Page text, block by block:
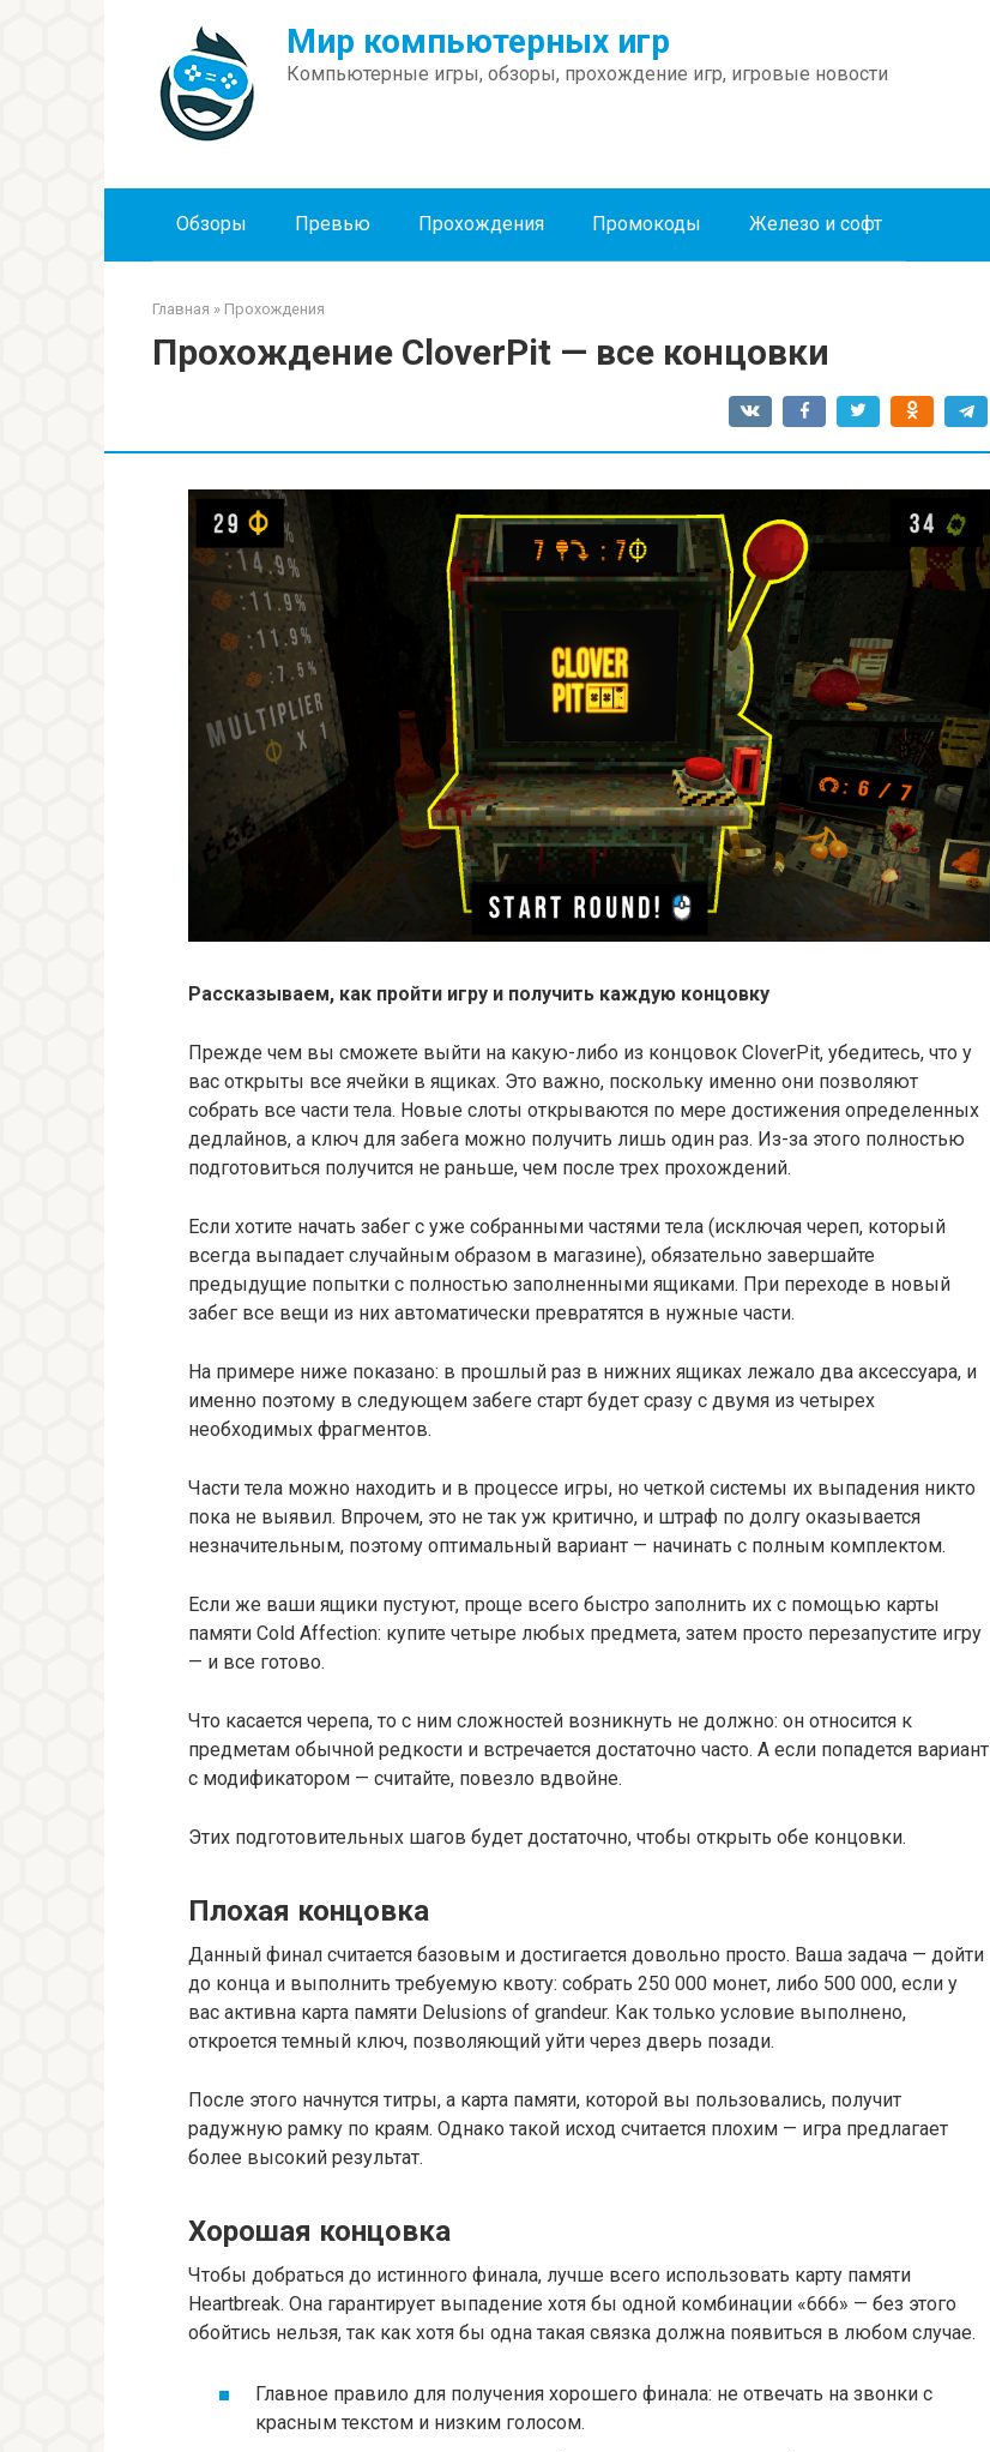
Мир компьютерных игр
Компьютерные игры, обзоры, прохождение игр, игровые новости
Обзоры Превью Прохождения Промокоды Железо и софт
Главная » Прохождения
Прохождение CloverPit — все концовки
Рассказываем, как пройти игру и получить каждую концовку
Прежде чем вы сможете выйти на какую-либо из концовок CloverPit, убедитесь, что у
вас открыты все ячейки в ящиках. Это важно, поскольку именно они позволяют
собрать все части тела. Новые слоты открываются по мере достижения определенных
дедлайнов, а ключ для забега можно получить лишь один раз. Из-за этого полностью
подготовиться получится не раньше, чем после трех прохождений.
Если хотите начать забег с уже собранными частями тела (исключая череп, который
всегда выпадает случайным образом в магазине), обязательно завершайте
предыдущие попытки с полностью заполненными ящиками. При переходе в новый
забег все вещи из них автоматически превратятся в нужные части.
На примере ниже показано: в прошлый раз в нижних ящиках лежало два аксессуара, и
именно поэтому в следующем забеге старт будет сразу с двумя из четырех
необходимых фрагментов.
Части тела можно находить и в процессе игры, но четкой системы их выпадения никто
пока не выявил. Впрочем, это не так уж критично, и штраф по долгу оказывается
незначительным, поэтому оптимальный вариант — начинать с полным комплектом.
Если же ваши ящики пустуют, проще всего быстро заполнить их с помощью карты
памяти Cold Affection: купите четыре любых предмета, затем просто перезапустите игру
— и все готово.
Что касается черепа, то с ним сложностей возникнуть не должно: он относится к
предметам обычной редкости и встречается достаточно часто. А если попадется вариант
с модификатором — считайте, повезло вдвойне.
Этих подготовительных шагов будет достаточно, чтобы открыть обе концовки.
Плохая концовка
Данный финал считается базовым и достигается довольно просто. Ваша задача — дойти
до конца и выполнить требуемую квоту: собрать 250 000 монет, либо 500 000, если у
вас активна карта памяти Delusions of grandeur. Как только условие выполнено,
откроется темный ключ, позволяющий уйти через дверь позади.
После этого начнутся титры, а карта памяти, которой вы пользовались, получит
радужную рамку по краям. Однако такой исход считается плохим — игра предлагает
более высокий результат.
Хорошая концовка
Чтобы добраться до истинного финала, лучше всего использовать карту памяти
Heartbreak. Она гарантирует выпадение хотя бы одной комбинации «666» — без этого
обойтись нельзя, так как хотя бы одна такая связка должна появиться в любом случае.
Главное правило для получения хорошего финала: не отвечать на звонки с
красным текстом и низким голосом.